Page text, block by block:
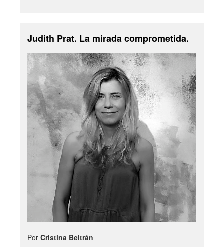
Judith Prat. La mirada comprometida.
Por Cristina Beltrán